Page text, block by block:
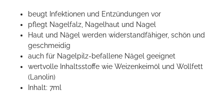
beugt Infektionen und Entzündungen vor
pflegt Nagelfalz, Nagelhaut und Nagel
Haut und Nägel werden widerstandfähiger, schön und
geschmeidig
auch für Nagelpilz-befallene Nägel geeignet
wertvolle Inhaltsstoffe wie Weizenkeimöl und Wollfett
(Lanolin)
Inhalt: 7ml